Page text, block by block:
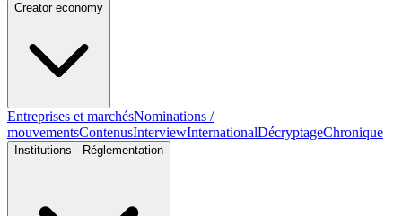
Creator economy
Entreprises et marchésNominations /
mouvementsContenusInterviewInternationalDécryptageChronique
Institutions - Réglementation